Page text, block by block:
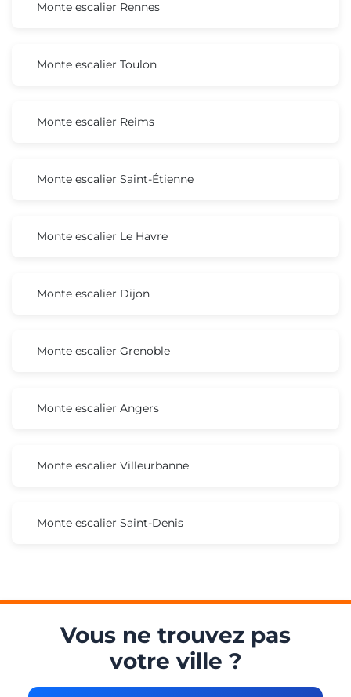
Monte escalier Rennes
Monte escalier Toulon
Monte escalier Reims
Monte escalier Saint-Étienne
Monte escalier Le Havre
Monte escalier Dijon
Monte escalier Grenoble
Monte escalier Angers
Monte escalier Villeurbanne
Monte escalier Saint-Denis
Vous ne trouvez pas
votre ville ?